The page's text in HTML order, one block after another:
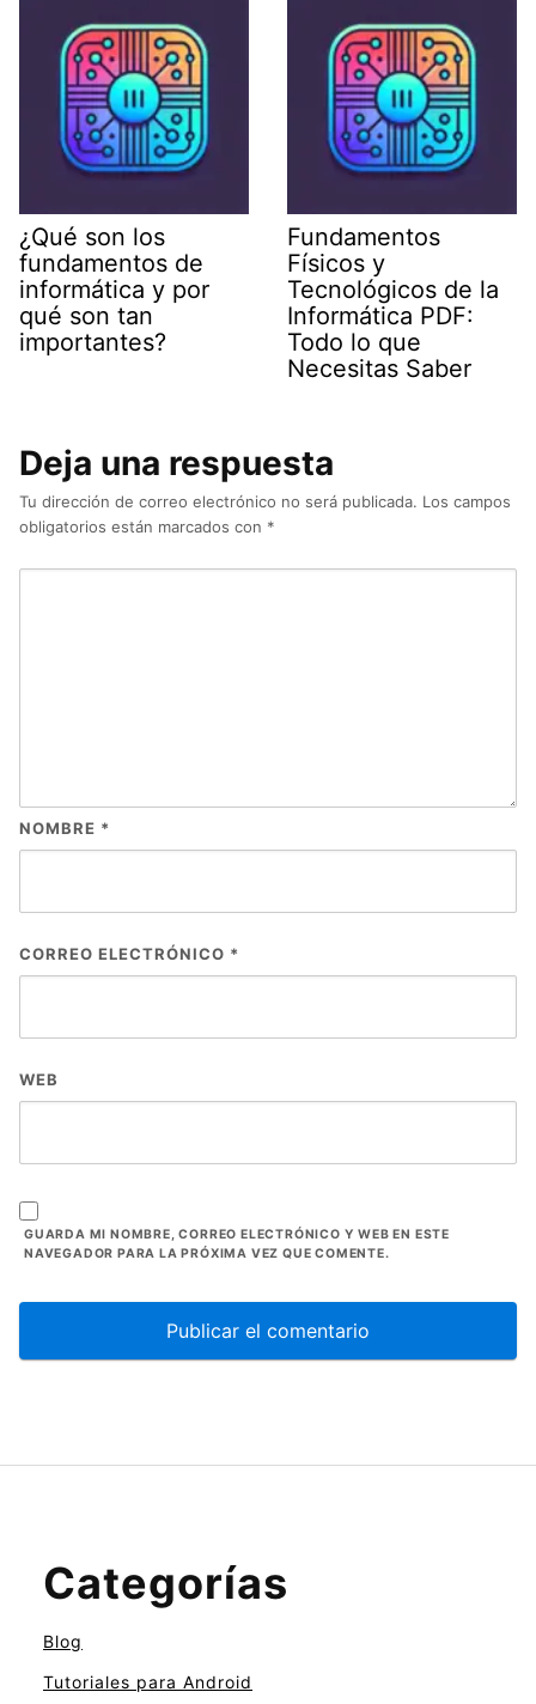
¿Qué son los
fundamentos de
informática y por
qué son tan
importantes?
Fundamentos
Físicos y
Tecnológicos de la
Informática PDF:
Todo lo que
Necesitas Saber
Deja una respuesta
Tu dirección de correo electrónico no será publicada. Los campos
obligatorios están marcados con *
NOMBRE *
CORREO ELECTRÓNICO *
WEB
GUARDA MI NOMBRE, CORREO ELECTRÓNICO Y WEB EN ESTE
NAVEGADOR PARA LA PRÓXIMA VEZ QUE COMENTE.
Categorías
Blog
Tutoriales para Android